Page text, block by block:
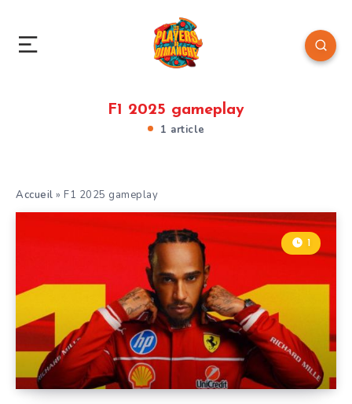
F1 2025 gameplay
1 article
Accueil » F1 2025 gameplay
1